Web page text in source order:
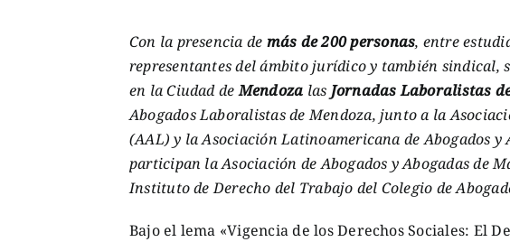
Con la presencia de más de 200 personas, entre
representantes del ámbito jurídico y también sindical,
en la Ciudad deMendoza las Jornadas Laboralistas
Abogados Laboralistas de Mendoza, junto a la
(AAL) y la Asociación Latinoamericana de Abogados y
participan la Asociación de Abogados y Abogadas de
Instituto de Derecho del Trabajo del Colegio de
Bajo el lema «Vigencia de los Derechos Sociales: El